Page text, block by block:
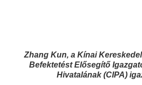
Zhang Kun, a Kínai
Befektetést Elősegítő
Hivatalának (CIPA)